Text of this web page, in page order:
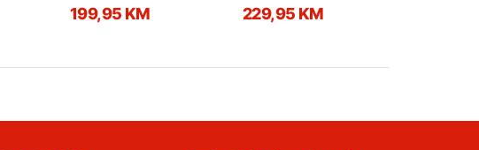
199,95 KM 229,95 KM